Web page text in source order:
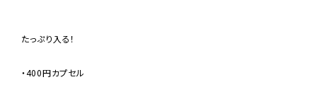
たっぷり入る！
・400円カプセル